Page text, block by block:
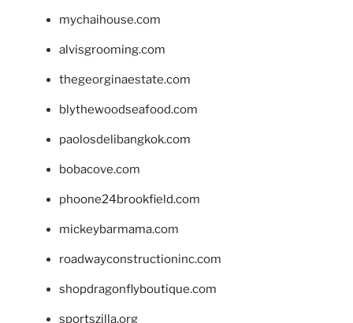
mychaihouse.com
alvisgrooming.com
thegeorginaestate.com
blythewoodseafood.com
paolosdelibangkok.com
bobacove.com
phoone24brookfield.com
mickeybarmama.com
roadwayconstructioninc.com
shopdragonflyboutique.com
sportszilla.org